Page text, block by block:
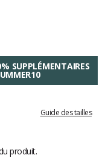
SUPPLÉMENTAIRES
Guide des tailles
produit.